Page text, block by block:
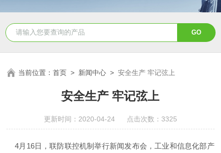
当前位置：首页 > 新闻中心 >安全生产 牢记弦上
安全生产 牢记弦上
更新时间：2020-04-24 点击次数：3325
4月16日，联防联控机制举行新闻发布会，工业和信息化部产